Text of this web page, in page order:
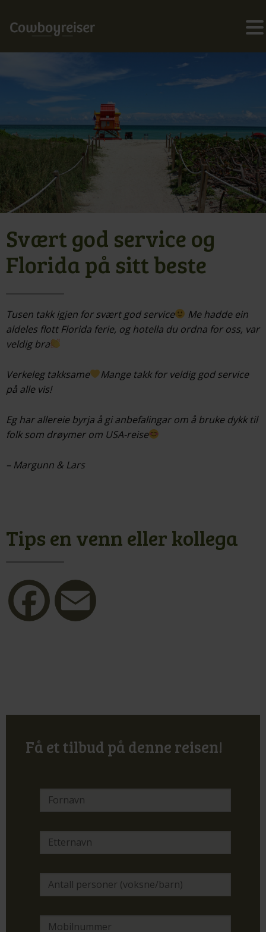
Svært god service og
Florida på sitt beste
Tusen takk igjen for svært god service
Me hadde ein
aldeles flott Florida ferie, og hotella du ordna for oss, var
veldig bra
Verkeleg takksame
Mange takk for veldig god service
på alle vis!
Eg har allereie byrja å gi anbefalingar om å bruke dykk til
folk som drøymer om USA-reise
– Margunn & Lars
Tips en venn eller kollega
Facebook
Få et tilbud på denne reisen!